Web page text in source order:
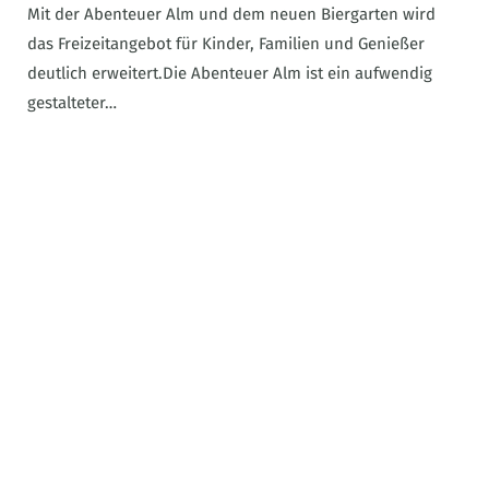
Mit der Abenteuer Alm und dem neuen Biergarten wird
das Freizeitangebot für Kinder, Familien und Genießer
deutlich erweitert.Die Abenteuer Alm ist ein aufwendig
gestalteter…